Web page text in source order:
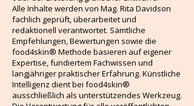
Alle Inhalte werden von Mag. Rita Davidson
fachlich geprüft, überarbeitet und
redaktionell verantwortet. Sämtliche
Empfehlungen, Bewertungen sowie die
food4skin® Methode basieren auf eigener
Expertise, fundiertem Fachwissen und
langjähriger praktischer Erfahrung. Künstliche
Intelligenz dient bei food4skin®
ausschließlich als unterstützendes Werkzeug.